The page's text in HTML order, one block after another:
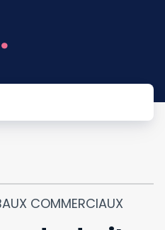
COMMERCIAUX